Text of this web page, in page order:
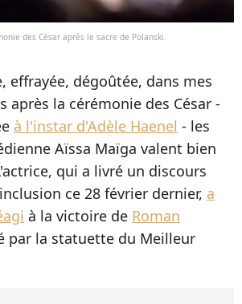
des César après le sacre de Polanski.
effrayée, dégoûtée, dans mes
après la cérémonie des César -
à l'instar d'Adèle Haenel - les
Aïssa Maïga valent bien
qui a livré un discours
ce 28 février dernier, a
à la victoire de Roman
par la statuette du Meilleur